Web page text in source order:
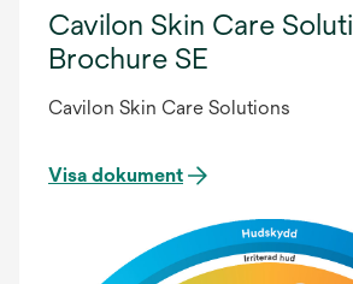
Cavilon Skin Care
Brochure SE
Cavilon Skin Care Solutions
Visa dokument